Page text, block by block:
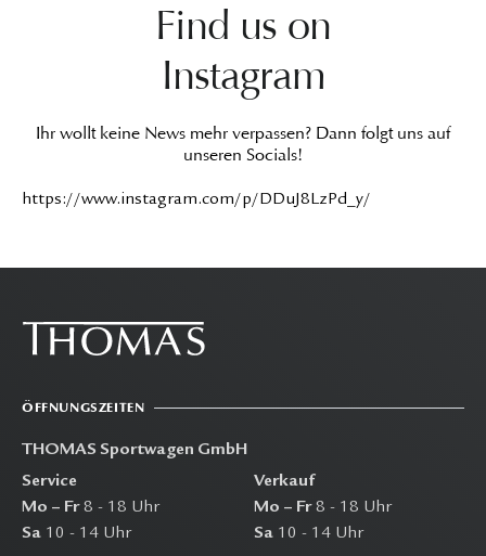
Find us on
Instagram
Ihr wollt keine News mehr verpassen? Dann folgt uns auf
unseren Socials!
https://www.instagram.com/p/DDuJ8LzPd_y/
ÖFFNUNGSZEITEN
THOMAS Sportwagen GmbH
Service
Mo – Fr8 - 18 Uhr
Sa 10 - 14 Uhr
Verkauf
Mo – Fr8 - 18 Uhr
Sa 10 - 14 Uhr